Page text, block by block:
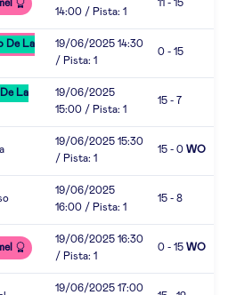
14:00 / Pista: 1
11 - 15
De La
19/06/2025 14:30
/ Pista: 1
0 - 15
La
19/06/2025
15:00 / Pista: 1
15 - 7
19/06/2025 15:30
/ Pista: 1
15 - 0 WO
19/06/2025
16:00 / Pista: 1
15 - 8
19/06/2025 16:30
/ Pista: 1
0 - 15 WO
19/06/2025 17:00